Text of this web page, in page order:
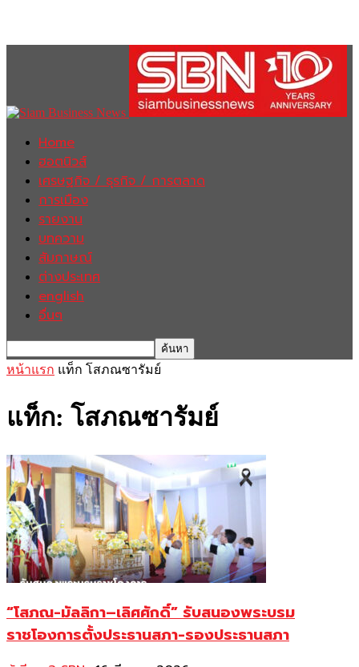
Home
ฮอตนิวส์
เศรษฐกิจ / ธุรกิจ / การตลาด
การเมือง
รายงาน
บทความ
สัมภาษณ์
ต่างประเทศ
english
อื่นๆ
หน้าแรก แท็ก โสภณซารัมย์
แท็ก: โสภณซารัมย์
“โสภณ-มัลลิกา–เลิศศักดิ์” รับสนองพระบรม
ราชโองการตั้งประธานสภา-รองประธานสภา